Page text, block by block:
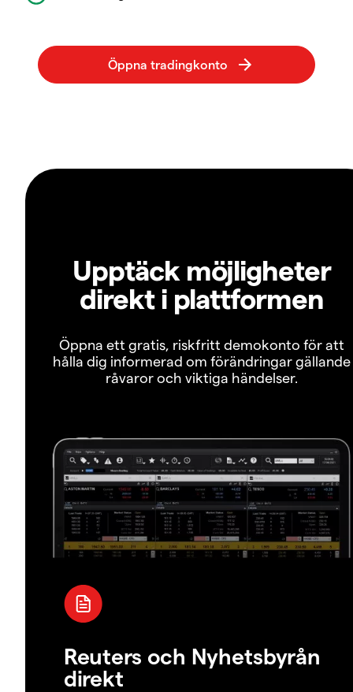
Upptäck möjligheter
direkt i plattformen
Öppna ett gratis, riskfritt demokonto för att
hålla dig informerad om förändringar gällande
råvaror och viktiga händelser.
Reuters och Nyhetsbyrån
direkt